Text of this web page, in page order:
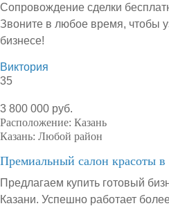
Сопровождение сделки
Звоните в любое время, чтобы
бизнесе!
Виктория
35
3 800 000 руб.
Расположение: Казань
Казань: Любой район
Премиальный салон красоты в
Предлагаем купить готовый
Казани. Успешно работает